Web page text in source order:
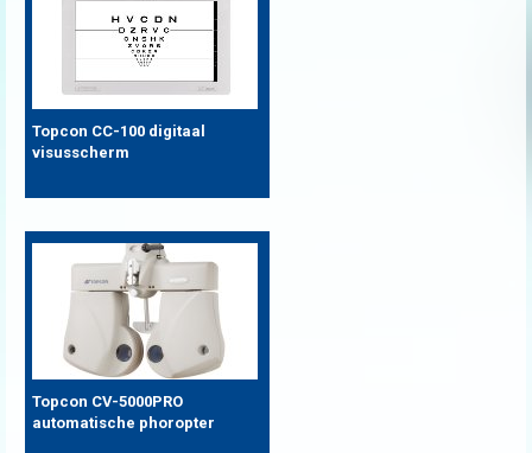
Topcon CC-100 digitaal
visusscherm
Topcon CV-5000PRO
automatische phoropter